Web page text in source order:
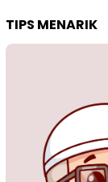
TIPS MENARIK